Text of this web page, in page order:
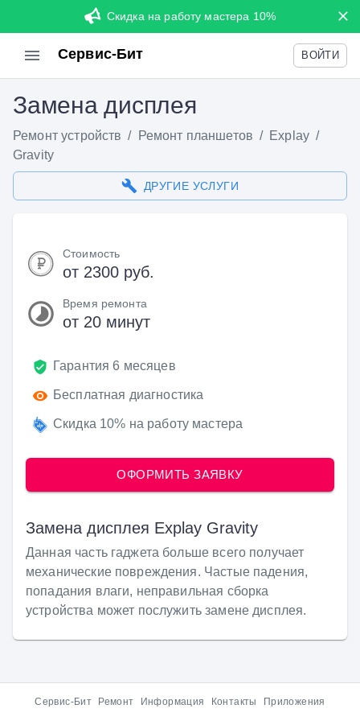
Скидка на работу мастера 10%
Сервис-Бит ВОЙТИ
Замена дисплея
Ремонт устройств / Ремонт планшетов / Explay /
Gravity
ДРУГИЕ УСЛУГИ
Стоимость
от 2300 руб.
Время ремонта
от 20 минут
Гарантия 6 месяцев
Бесплатная диагностика
Скидка 10% на работу мастера
ОФОРМИТЬ ЗАЯВКУ
Замена дисплея Explay Gravity
Данная часть гаджета больше всего получает
механические повреждения. Частые падения,
попадания влаги, неправильная сборка
устройства может послужить замене дисплея.
Сервис-Бит Ремонт Информация Контакты Приложения